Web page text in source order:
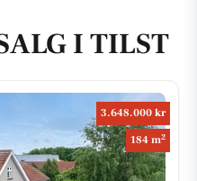
I TILST
3.648.000 kr
184 m2